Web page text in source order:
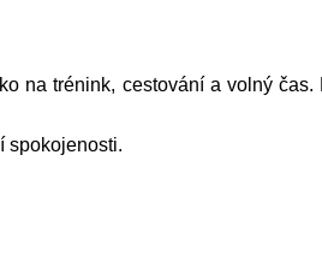
na trénink, cestování a volný čas.
spokojenosti.